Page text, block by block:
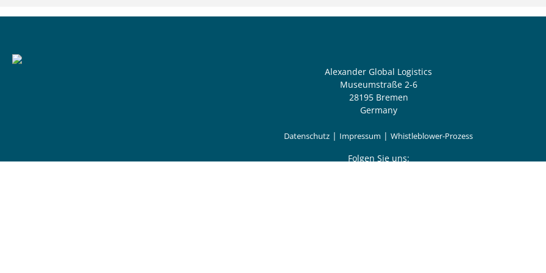
Alexander Global Logistics
Museumstraße 2-6
28195 Bremen
Germany
Datenschutz | Impressum |Whistleblower-Prozess
Folgen Sie uns: